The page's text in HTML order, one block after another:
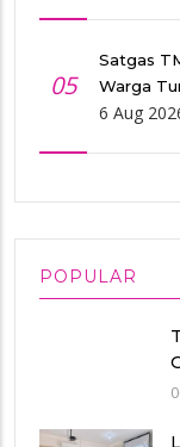
05
Satgas
Warga
6 Aug
POPULAR